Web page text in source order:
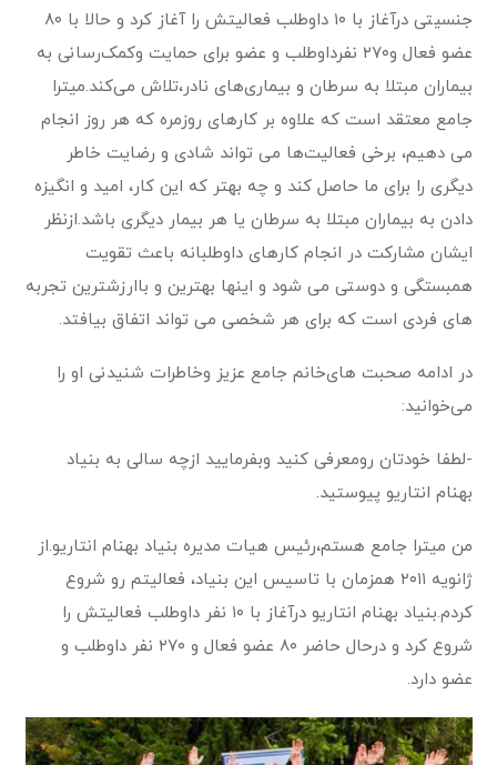
جنسیتی در‌آغاز با ۱۰ داوطلب فعالیتش را آغاز کرد و حالا با ۸۰
عضو فعال و‌۲۷۰ نفر‌داوطلب و عضو برای حمایت و‌کمک‌رسانی به
بیماران مبتلا به سرطان و بیماری‌های نادر،‌تلاش می‌کند.‌میترا
جامع معتقد است که علاوه بر کا‌رهای روزمره که هر روز انجام
می دهیم، برخی فعالیت‌ها می تواند شادی و رضایت خاطر
دیگری را برای ما حاصل کند و چه بهتر که این کار، امید و انگیزه
دادن به بیماران مبتلا به سرطان یا هر بیمار دیگری باشد.از‌نظر
ایشان مشارکت در انجام کارهای داوطلبانه باعث تقویت
همبستگی و دوستی می شود و اینها بهترین و باارزشترین تجربه
های فردی است که برای هر شخصی می ‌تواند اتفاق بیافتد.
در ادامه صحبت های‌خانم جامع عزیز و‌خاطرات شنیدنی او را
می‌خوانید:
-لطفا خودتان رو‌معرفی کنید و‌بفرمایید از‌چه سالی به بنیاد
بهنام انتاریو پیوستید.
من میترا جامع هستم،‌رئیس هیات مدیره بنیاد بهنام انتاریو.‌از
ژانویه ۲۰۱۱ همزمان با تاسیس این بنیاد، فعالیتم رو شروع
کردم.‌بنیاد بهنام انتاریو در‌آغاز با ۱۰ نفر داوطلب فعالیتش را
شروع کرد و در‌حال حاضر ۸۰ عضو فعال و ۲۷۰ نفر داوطلب و
عضو دارد.